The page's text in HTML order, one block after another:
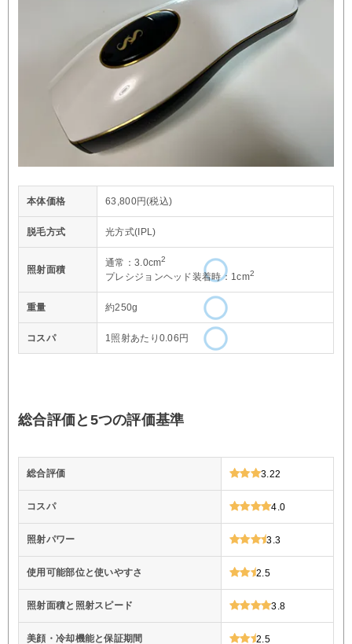
本体価格 63,800円(税込)
脱毛方式 光方式(IPL)
照射面積
通常：3.0cm2
プレシジョンヘッド装着時：1cm2
重量 約250g
コスパ 1照射あたり0.06円
総合評価と5つの評価基準
総合評価 3.22
コスパ 4.0
照射パワー 3.3
使用可能部位と使いやすさ 2.5
照射面積と照射スピード 3.8
美顔・冷却機能と保証期間 2.5